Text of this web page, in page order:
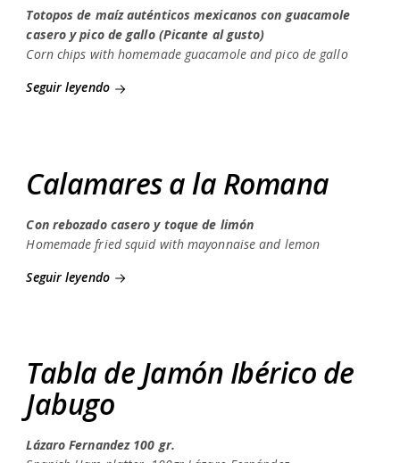
Totopos de maíz auténticos mexicanos con guacamole
casero y pico de gallo (Picante al gusto)
Corn chips with homemade guacamole and pico de gallo
Seguir leyendo
Calamares a la Romana
Con rebozado casero y toque de limón
Homemade fried squid with mayonnaise and lemon
Seguir leyendo
Tabla de Jamón Ibérico de
Jabugo
Lázaro Fernandez 100 gr.